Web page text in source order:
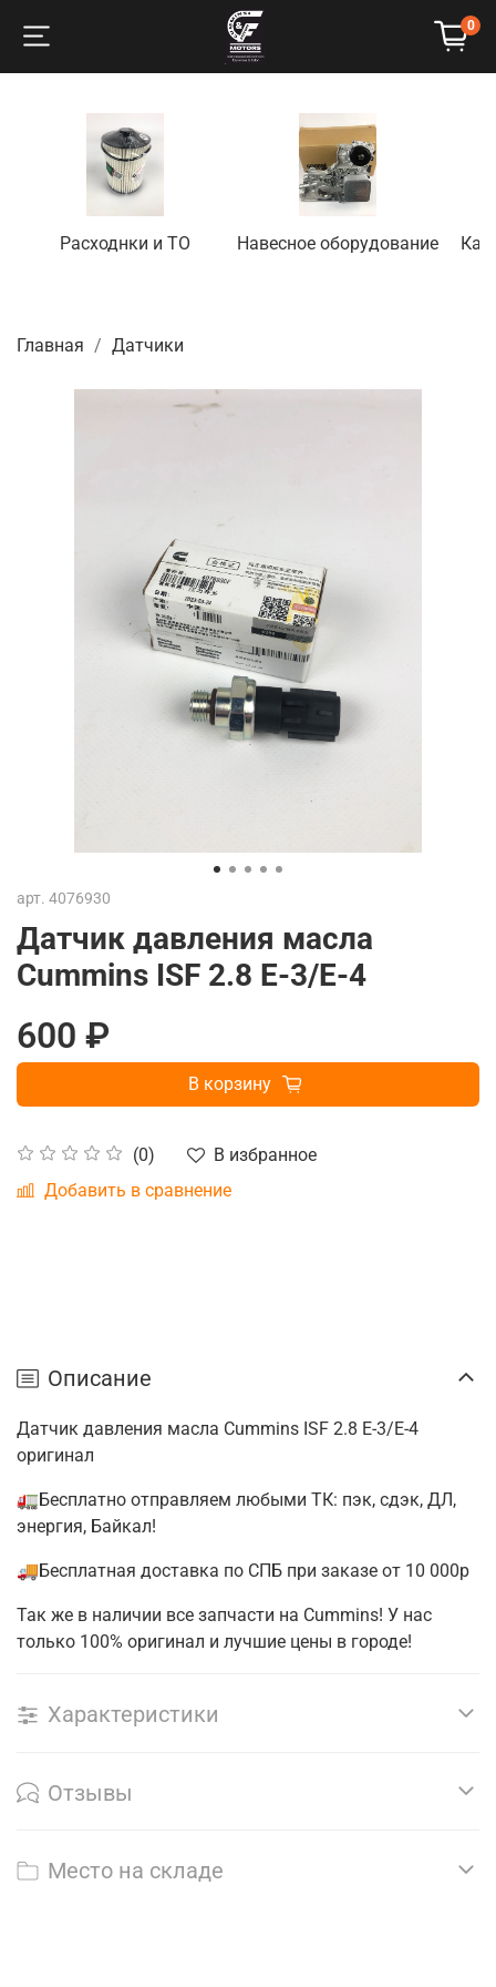
0
Расходнки и ТО Навесное оборудование
Главная Датчики
арт. 4076930
Датчик давления масла
Cummins ISF 2.8 Е-3/E-4
(0)
В избранное
Добавить в сравнение
600 ₽
В корзину
Описание
Датчик давления масла Cummins ISF 2.8 Е-3/E-4
оригинал
🚛Бесплатно отправляем любыми ТК: пэк, сдэк, ДЛ,
энергия, Байкал!
🚚Бесплатная доставка по СПБ при заказе от 10 000р
Так же в наличии все запчасти на Cummins! У нас
только 100% оригинал и лучшие цены в городе!
Характеристики
Отзывы
Место на складе